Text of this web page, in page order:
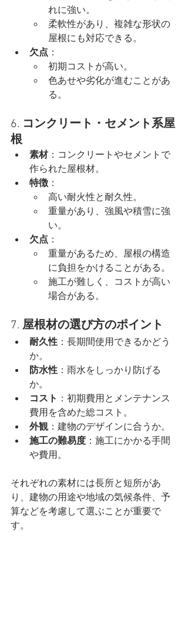
れに強い。
柔軟性があり、複雑な形状の
屋根にも対応できる。
欠点 ：
初期コストが高い。
色あせや劣化が進むことがあ
る。
6. コンクリート・セメント系屋
根
素材：コンクリートやセメントで
作られた屋根材。
特徴：
高い耐火性と耐久性。
重量があり、強風や積雪に強
い。
欠点 ：
重量があるため、屋根の構造
に負担をかけることがある。
施工が難しく、コストが高い
場合がある。
7. 屋根材の選び方のポイント
耐久性 ：長期間使用できるかどう
か。
防水性 ：雨水をしっかり防げる
か。
コスト ：初期費用とメンテナンス
費用を含めた総コスト。
外観：建物のデザインに合うか。
施工の難易度 ：施工にかかる手間
や費用。
それぞれの素材には長所と短所があ
り、建物の用途や地域の気候条件、予
算などを考慮して選ぶことが重要で
す。